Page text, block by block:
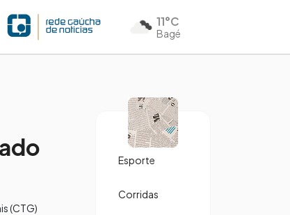
11°C
Bagé
(CTG)
Esporte
Corridas